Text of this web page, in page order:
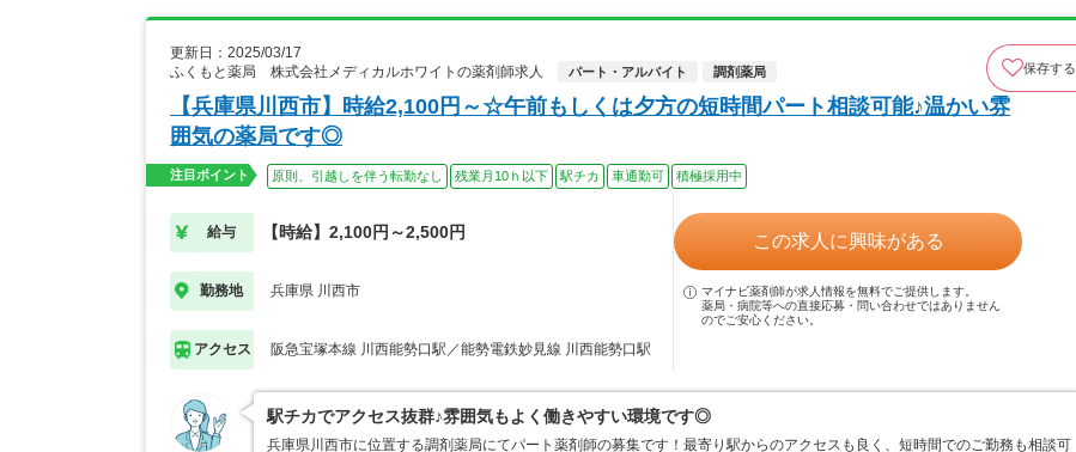
更新日：2025/03/17
ふくもと薬局 株式会社メディカルホワイトの薬剤師求人
パート・アルバイト 調剤薬局 保存する
【兵庫県川西市】時給2,100円～☆午前もしくは夕方の短時間パート相談可能♪温かい雰
囲気の薬局です◎
注目ポイント 原則、引越しを伴う転勤なし 残業月10ｈ以下 駅チカ 車通勤可 積極採用中
給与 【時給】2,100円～2,500円
勤務地 兵庫県 川西市
アクセス 阪急宝塚本線 川西能勢口駅／能勢電鉄妙見線 川西能勢口駅
この求人に興味がある
マイナビ薬剤師が求人情報を無料でご提供します。
薬局・病院等への直接応募・問い合わせではありません
のでご安心ください。
駅チカでアクセス抜群♪雰囲気もよく働きやすい環境です◎
兵庫県川西市に位置する調剤薬局にてパート薬剤師の募集です！最寄り駅からのアクセスも良く、短時間でのご勤務も相談可